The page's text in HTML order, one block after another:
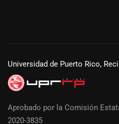
Universidad de Puerto Rico,
Aprobado por la Comisión
2020-3835